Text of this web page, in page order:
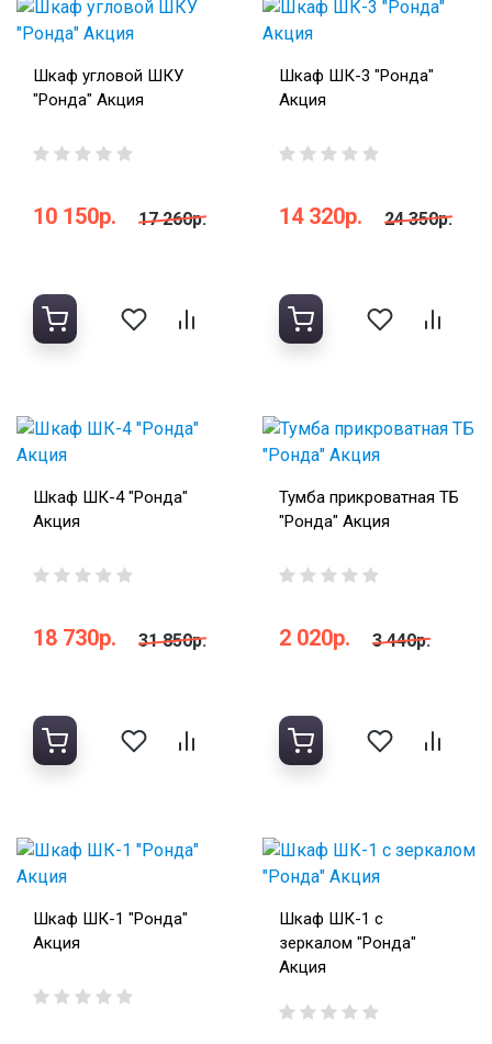
Шкаф угловой ШКУ
"Ронда" Акция
10 150р. 17 260р.
Шкаф ШК-3 "Ронда"
Акция
14 320р. 24 350р.
Шкаф ШК-4 "Ронда"
Акция
18 730р. 31 850р.
Тумба прикроватная ТБ
"Ронда" Акция
2 020р. 3 440р.
Шкаф ШК-1 "Ронда"
Акция
Шкаф ШК-1 с
зеркалом "Ронда"
Акция